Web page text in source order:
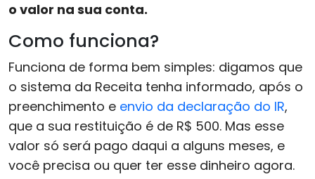
o valor na sua conta.
Como funciona?
Funciona de forma bem simples: digamos que
o sistema da Receita tenha informado, após o
preenchimento e envio da declaração do IR,
que a sua restituição é de R$ 500. Mas esse
valor só será pago daqui a alguns meses, e
você precisa ou quer ter esse dinheiro agora.